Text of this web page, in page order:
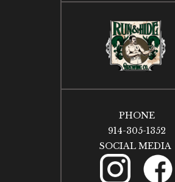
PHONE
914-305-1352
SOCIAL MEDIA